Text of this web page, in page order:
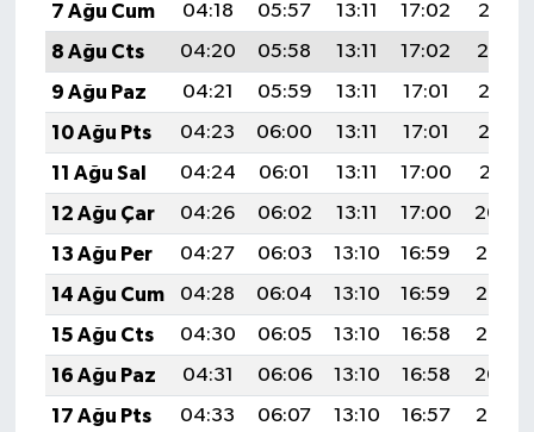
7 Ağu Cum
04:18 05:57 13:11 17:02
20:15
8 Ağu Cts
04:20 05:58 13:11 17:02
20:14
9 Ağu Paz
04:21 05:59 13:11 17:01
20:13
10 Ağu Pts
04:23 06:00 13:11 17:01
20:12
11 Ağu Sal
04:24 06:01 13:11 17:00
20:11
12 Ağu Çar
04:26 06:02 13:11 17:00
20:09
13 Ağu Per
04:27 06:03 13:10 16:59
20:08
14 Ağu Cum
04:28 06:04 13:10 16:59
20:07
15 Ağu Cts
04:30 06:05 13:10 16:58
20:05
16 Ağu Paz
04:31 06:06 13:10 16:58
20:04
17 Ağu Pts
04:33 06:07 13:10 16:57
20:03